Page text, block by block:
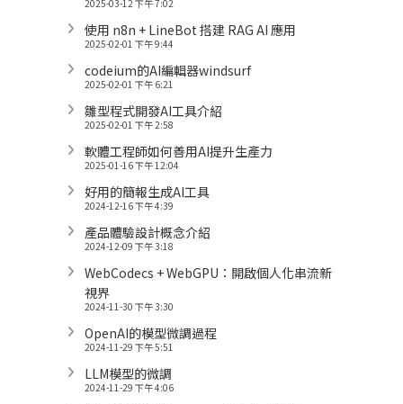
2025-03-12 下午 7:02
使用 n8n + LineBot 搭建 RAG AI 應用
2025-02-01 下午 9:44
codeium的AI編輯器windsurf
2025-02-01 下午 6:21
雛型程式開發AI工具介紹
2025-02-01 下午 2:58
軟體工程師如何善用AI提升生產力
2025-01-16 下午 12:04
好用的簡報生成AI工具
2024-12-16 下午 4:39
產品體驗設計概念介紹
2024-12-09 下午 3:18
WebCodecs + WebGPU：開啟個人化串流新
視界
2024-11-30 下午 3:30
OpenAI的模型微調過程
2024-11-29 下午 5:51
LLM模型的微調
2024-11-29 下午 4:06